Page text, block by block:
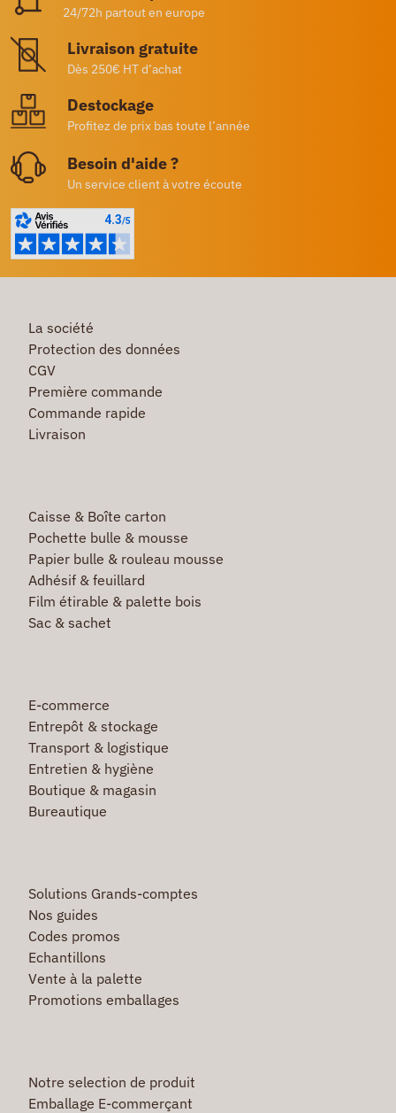
24/72h partout en europe
Livraison gratuite
Dès 250€ HT d’achat
Destockage
Profitez de prix bas toute l’année
Besoin d'aide ?
Un service client à votre écoute
La société
Protection des données
CGV
Première commande
Commande rapide
Livraison
Caisse & Boîte carton
Pochette bulle & mousse
Papier bulle & rouleau mousse
Adhésif & feuillard
Film étirable & palette bois
Sac & sachet
E-commerce
Entrepôt & stockage
Transport & logistique
Entretien & hygiène
Boutique & magasin
Bureautique
Solutions Grands-comptes
Nos guides
Codes promos
Echantillons
Vente à la palette
Promotions emballages
Notre selection de produit
Emballage E-commerçant